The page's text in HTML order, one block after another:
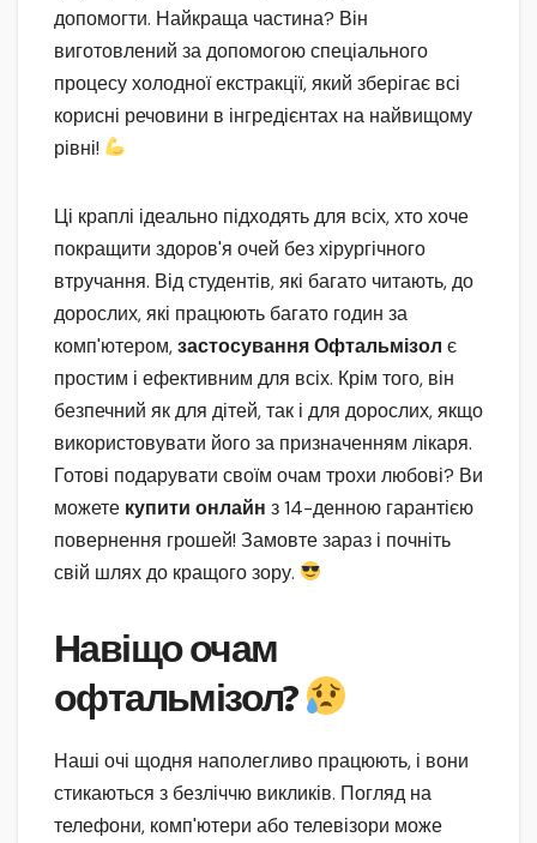
допомогти. Найкраща частина? Він
виготовлений за допомогою спеціального
процесу холодної екстракції, який зберігає всі
корисні речовини в інгредієнтах на найвищому
рівні!
Ці краплі ідеально підходять для всіх, хто хоче
покращити здоров'я очей без хірургічного
втручання. Від студентів, які багато читають, до
дорослих, які працюють багато годин за
комп'ютером,застосування Офтальмізол є
простим і ефективним для всіх. Крім того, він
безпечний як для дітей, так і для дорослих, якщо
використовувати його за призначенням лікаря.
Готові подарувати своїм очам трохи любові? Ви
можете купити онлайн з 14-денною гарантією
повернення грошей! Замовте зараз і почніть
свій шлях до кращого зору.
Навіщо очам
офтальмізол?
Наші очі щодня наполегливо працюють, і вони
стикаються з безліччю викликів. Погляд на
телефони, комп'ютери або телевізори може